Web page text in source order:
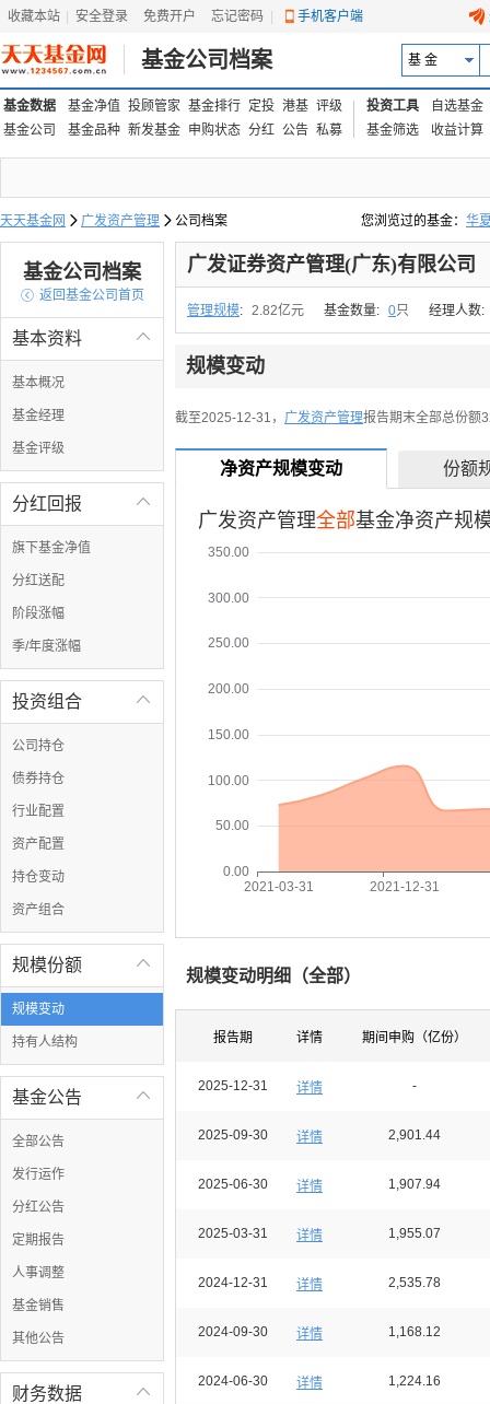
收藏本站 安全登录 免费开户 忘记密码 手机客户端
基金公司档案 基 金
基金数据 基金净值 投顾管家 基金排行 定投 港基 评级
基金公司
基金品种 新发基金 申购状态 分红 公告 私募
投资工具
自选基金
基金筛选
收益计算
天天基金网  广发资产管理  公司档案 您浏览过的基金： 华
易方达上证中盘ETF联
基金公司档案
 返回基金公司首页

基本资料
基本概况
基金经理
基金评级

分红回报
旗下基金净值
分红送配
阶段涨幅
季/年度涨幅

投资组合
公司持仓
债券持仓
行业配置
资产配置
持仓变动
资产组合

规模份额
规模变动
持有人结构

基金公告
全部公告
发行运作
分红公告
定期报告
人事调整
基金销售
其他公告

财务数据
广发证券资产管理(广东)有限公司
管理规模: 2.82亿元 基金数量: 0只 经理人数:
规模变动
截至2025-12-31， 广发资产管理报告期末全部总份额
净资产规模变动 份额
0.00
50.00
100.00
150.00
200.00
250.00
300.00
350.00
2021-03-31 2021-12-31
广发资产管理全部基金净资产规
规模变动明细（全部）
报告期 详情 期间申购（亿份）
2025-12-31 详情 -
2025-09-30 详情 2,901.44
2025-06-30 详情 1,907.94
2025-03-31 详情 1,955.07
2024-12-31 详情 2,535.78
2024-09-30 详情 1,168.12
2024-06-30 详情 1,224.16